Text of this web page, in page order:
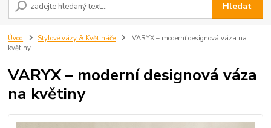
Hledat
Úvod Stylové vázy & Květináče
VARYX – moderní designová váza na
květiny
VARYX – moderní designová váza
na květiny